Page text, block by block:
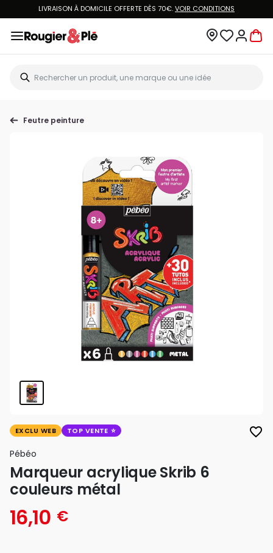
LIVRAISON À DOMICILE OFFERTE DÈS 70€.VOIR CONDITIONS
Feutre peinture
EXCLU WEB TOP VENTE favorite_border
Pébéo
Marqueur acrylique Skrib 6
couleurs métal
16,10 €